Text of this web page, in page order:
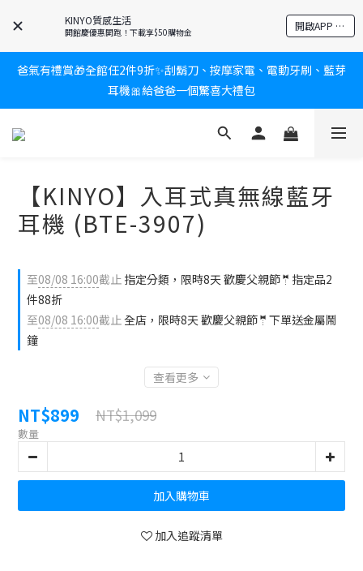
KINYO質感生活
開館慶優惠開跑！下載享$50購物金 開啟APP 享隱藏優惠
新會員送$100購物金✨再享消費回饋無極限
新會員送$100購物金✨再享消費回饋無極限
爸氣有禮賞🎁全館任2件9折✨刮鬍刀、按摩家電、電動牙刷、藍芽
耳機🎀給爸爸一個驚喜大禮包
炎熱夏日救星☀️秒凍扇登場💙半導體製冷 x 微米級冰霧，一秒開
新會員送$100購物金✨再享消費回饋無極限
【KINYO】入耳式真無線藍牙
耳機 (BTE-3907)
至08/08 16:00截止 指定分類，限時8天 歡慶父親節🤵指定品2
件88折
至08/08 16:00截止全店，限時8天 歡慶父親節🤵下單送金屬鬧
鐘
查看更多
NT$899 NT$1,099
數量
加入購物車
加入追蹤清單